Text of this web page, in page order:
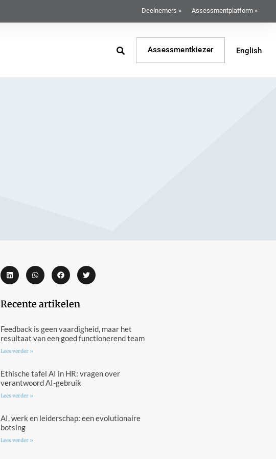
Deelnemers » Assessmentplatform »
Assessmentkiezer English
Recente artikelen
Feedback is geen vaardigheid, maar het
resultaat van een goed functionerend team
Lees verder »
Ethische tafel AI in HR: vragen over
verantwoord AI-gebruik
Lees verder »
AI, werk en leiderschap: een evolutionaire
botsing
Lees verder »